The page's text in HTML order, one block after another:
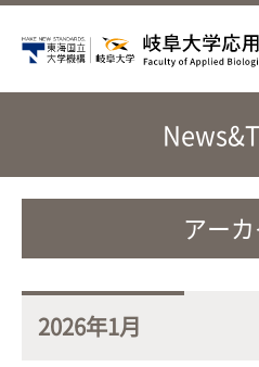
アー
2026年1月